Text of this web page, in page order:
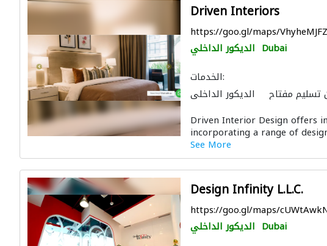
Driven Interiors
https://goo.gl/maps/
الديكور الداخلي Dubai
الخدمات:
الديكور الداخلي
تسليم مفتاح
Driven Interior Design offers
incorporating a range of
See More
Design Infinity L.L.C.
https://goo.gl/maps/
الديكور الداخلي Dubai